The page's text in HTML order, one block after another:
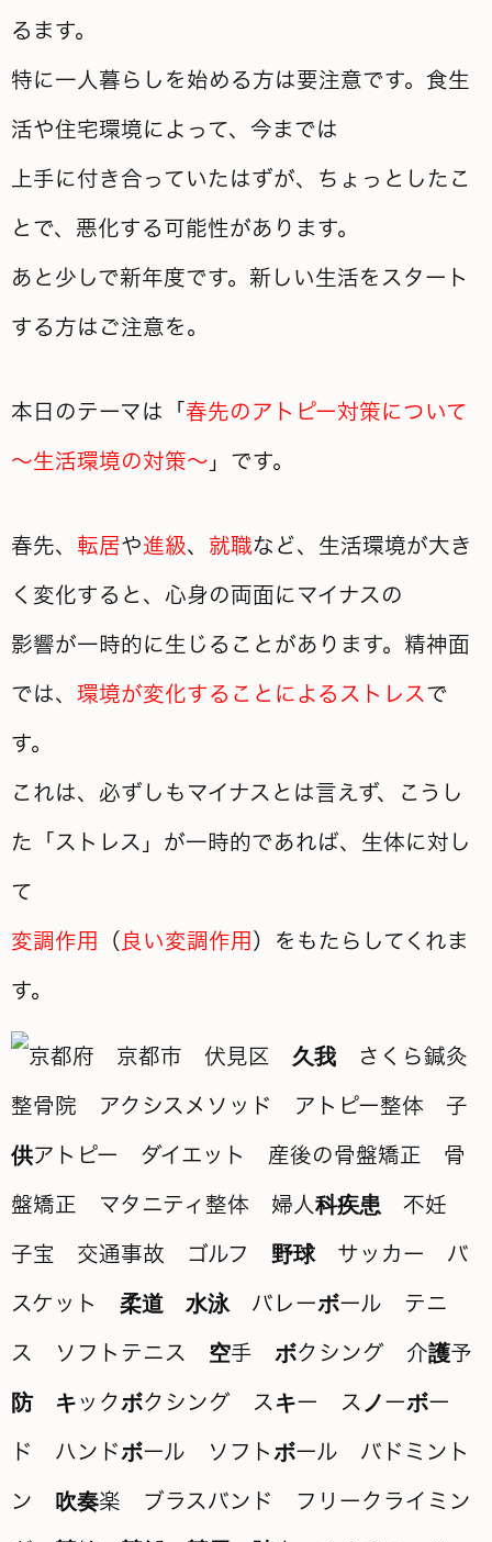
るます。
特に一人暮らしを始める方は要注意です。食生
活や住宅環境によって、今までは
上手に付き合っていたはずが、ちょっとしたこ
とで、悪化する可能性があります。
あと少しで新年度です。新しい生活をスタート
する方はご注意を。
本日のテーマは「 春先のアトピー対策について
～生活環境の対策～ 」です。
春先、 転居や進級、 就職など、生活環境が大き
く変化すると、心身の両面にマイナスの
影響が一時的に生じることがあります。精神面
では、 環境が変化することによるストレス で
す。
これは、必ずしもマイナスとは言えず、こうし
た「ストレス」が一時的であれば、生体に対し
て
変調作用 （ 良い変調作用 ）をもたらしてくれま
す。